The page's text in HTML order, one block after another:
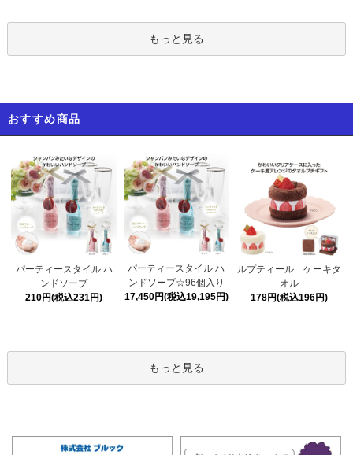
もっと見る
おすすめ商品
パーティースタイル ハ
ンドソープ
210円(税込231円)
パーティースタイル ハ
ンドソープ☆96個入り
17,450円(税込19,195円)
ルプティール ケーキタ
オル
178円(税込196円)
もっと見る